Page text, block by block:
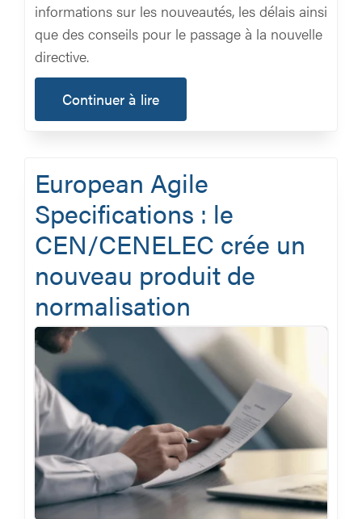
informations sur les nouveautés, les délais ainsi
que des conseils pour le passage à la nouvelle
directive.
Continuer à lire
European Agile
Specifications : le
CEN/CENELEC crée un
nouveau produit de
normalisation